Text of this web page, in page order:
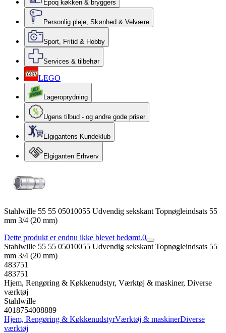
Epoq køkken & bryggers
Personlig pleje, Skønhed & Velvære
Sport, Fritid & Hobby
Services & tilbehør
LEGO
Lageroprydning
Ugens tilbud - og andre gode priser
Elgigantens Kundeklub
Elgiganten Erhverv
Stahlwille 55 55 05010055 Udvendig sekskant Topnøgleindsats 55
mm 3/4 (20 mm)
Dette produkt er endnu ikke blevet bedømt.0
Stahlwille 55 55 05010055 Udvendig sekskant Topnøgleindsats 55
mm 3/4 (20 mm)
483751
483751
Hjem, Rengøring & Køkkenudstyr, Værktøj & maskiner, Diverse
værktøj
Stahlwille
4018754008889
Hjem, Rengøring & KøkkenudstyrVærktøj & maskinerDiverse
værktøj